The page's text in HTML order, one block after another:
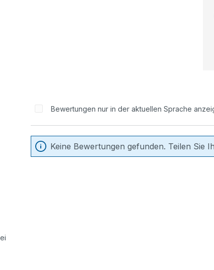
Bewertungen nur in der aktuellen Sprache
Keine Bewertungen gefunden. Teilen Sie